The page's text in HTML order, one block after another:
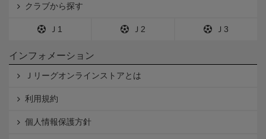
クラブから探す
Ｊ1 Ｊ2 Ｊ3
インフォメーション
Ｊリーグオンラインストアとは
利用規約
個人情報保護方針